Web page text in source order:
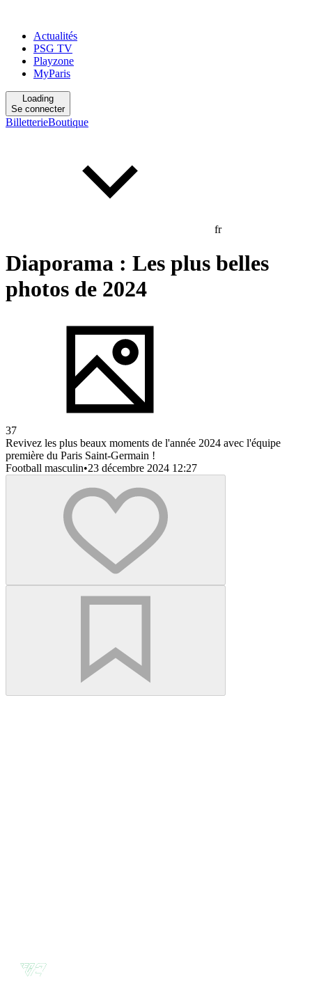
Actualités
PSG TV
Playzone
MyParis
Loading
Se connecter
BilletterieBoutique
fr
Diaporama : Les plus belles
photos de 2024
37
Revivez les plus beaux moments de l'année 2024 avec l'équipe
première du Paris Saint-Germain !
Football masculin•23 décembre 2024 12:27